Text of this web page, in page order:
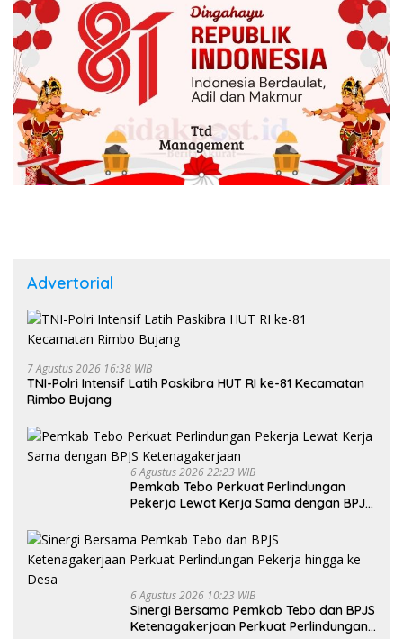
Advertorial
7 Agustus 2026 16:38 WIB
TNI-Polri Intensif Latih Paskibra HUT RI ke-81 Kecamatan
Rimbo Bujang
6 Agustus 2026 22:23 WIB
Pemkab Tebo Perkuat Perlindungan
Pekerja Lewat Kerja Sama dengan BPJS
6 Agustus 2026 10:23 WIB
Sinergi Bersama Pemkab Tebo dan BPJS
Ketenagakerjaan Perkuat Perlindungan